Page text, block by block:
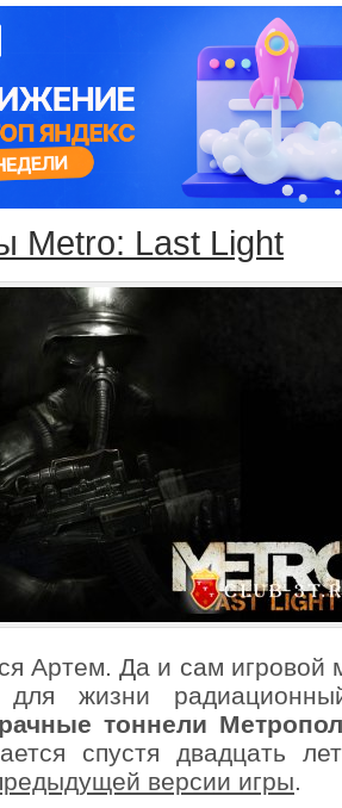
Metro: Last Light
Артем. Да и сам игровой
для жизни
тоннели
спустя двадцать
версии игры.